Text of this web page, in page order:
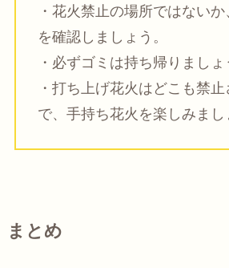
・花火禁止の場所ではない
を確認しましょう。
・必ずゴミは持ち帰りましょ
・打ち上げ花火はどこも禁
で、手持ち花火を楽しみまし
まとめ